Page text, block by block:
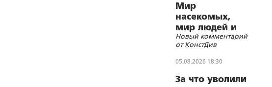
Мир
насекомых,
мир людей и
блуд
Новый комментарий
от КонстДив
05.08.2026 18:30
За что уволили